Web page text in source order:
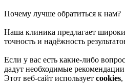
Почему лучше обратиться к нам?
Наша клиника предлагает
точность и надёжность
Если у вас есть какие-либо
дадут необходимые
Этот веб-сайт использует cookies,